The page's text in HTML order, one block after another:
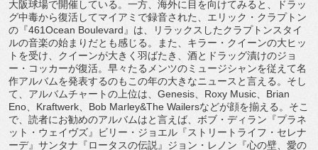
大阪球場で開催している。一方、海外に目を向けてみると、ドラッ
グ中毒から復活してマイアミで録音された、エリック・クラプトン
の『461Ocean Boulevard』は、リラックスしたクラプトンスタイ
ルの音楽の始まりだとも感じる。また、キラー・クイーンの大ヒッ
トを受け、クイーンが大きく羽ばたき、酒とドラッグ漬けのジョ
ー・コッカーが復活。早々たるメンツのミュージシャンを従えて名
作アルバムを発表するのもこの年の大きなニュースと言える。そし
て、アルバムチャートの上位は、Genesis、Roxy Music、Brian
Eno、Kraftwerk、Bob Marley&The Wailersなどが顔を揃える。そこ
で、読者にお勧めのアルバムはと言えば、ボブ・ディラン『プラネ
ット・ウェイヴズ』ビリー・ジョエル『ストリートライフ・セレナ
ーデ』サンタナ『ロータスの伝説』ジョン・レノン『心の壁、愛の